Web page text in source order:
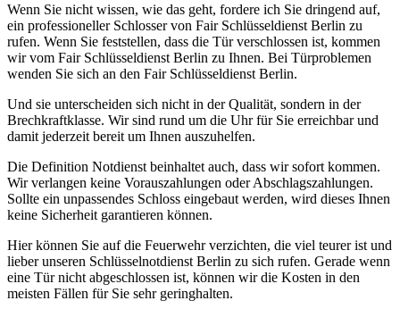
Wenn Sie nicht wissen, wie das geht, fordere ich Sie dringend auf,
ein professioneller Schlosser von Fair Schlüsseldienst Berlin zu
rufen. Wenn Sie feststellen, dass die Tür verschlossen ist, kommen
wir vom Fair Schlüsseldienst Berlin zu Ihnen. Bei Türproblemen
wenden Sie sich an den Fair Schlüsseldienst Berlin.
Und sie unterscheiden sich nicht in der Qualität, sondern in der
Brechkraftklasse. Wir sind rund um die Uhr für Sie erreichbar und
damit jederzeit bereit um Ihnen auszuhelfen.
Die Definition Notdienst beinhaltet auch, dass wir sofort kommen.
Wir verlangen keine Vorauszahlungen oder Abschlagszahlungen.
Sollte ein unpassendes Schloss eingebaut werden, wird dieses Ihnen
keine Sicherheit garantieren können.
Hier können Sie auf die Feuerwehr verzichten, die viel teurer ist und
lieber unseren Schlüsselnotdienst Berlin zu sich rufen. Gerade wenn
eine Tür nicht abgeschlossen ist, können wir die Kosten in den
meisten Fällen für Sie sehr geringhalten.